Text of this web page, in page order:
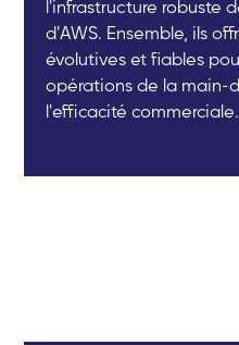
l'infrastructure robuste
d'AWS. Ensemble, ils
évolutives et fiables
opérations de la main-
l'efficacité commerciale.